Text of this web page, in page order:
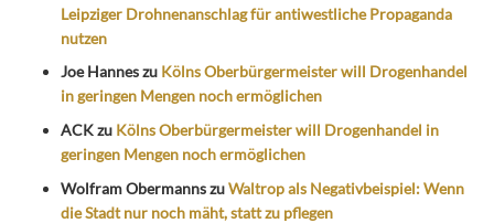
Leipziger Drohnenanschlag für antiwestliche Propaganda
nutzen
Joe Hanneszu Kölns Oberbürgermeister will Drogenhandel
in geringen Mengen noch ermöglichen
ACKzu Kölns Oberbürgermeister will Drogenhandel in
geringen Mengen noch ermöglichen
Wolfram ObermannszuWaltrop als Negativbeispiel: Wenn
die Stadt nur noch mäht, statt zu pflegen